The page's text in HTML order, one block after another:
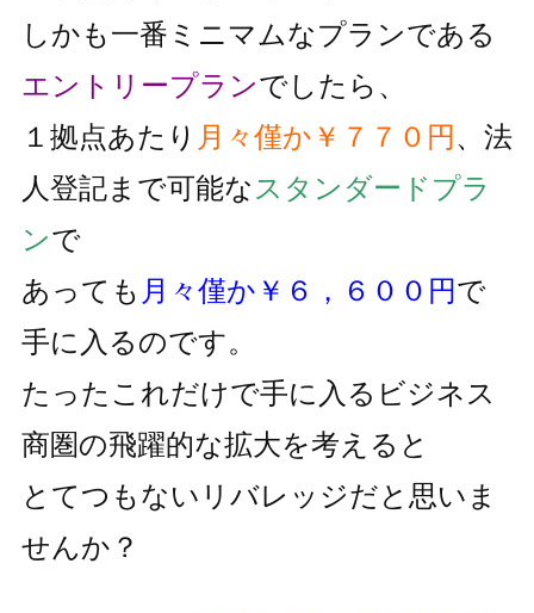
しかも一番ミニマムなプランである
エントリープランでしたら、
１拠点あたり 月々僅か￥７７０円、法
人登記まで可能な スタンダードプラ
ンで
あっても 月々僅か￥６，６００円で
手に入るのです。
たったこれだけで手に入るビジネス
商圏の飛躍的な拡大を考えると
とてつもないリバレッジだと思いま
せんか？